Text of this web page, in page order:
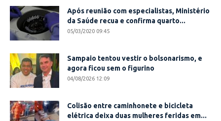
Após reunião com especialistas, Ministério
da Saúde recua e confirma quarto...
05/03/2020 09:45
Sampaio tentou vestir o bolsonarismo, e
agora ficou sem o figurino
04/08/2026 12:09
Colisão entre caminhonete e bicicleta
elétrica deixa duas mulheres feridas em...